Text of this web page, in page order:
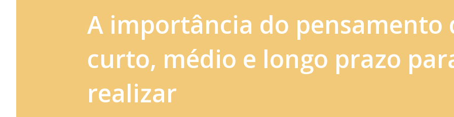
A importância do pensamento
curto, médio e longo prazo
realizar